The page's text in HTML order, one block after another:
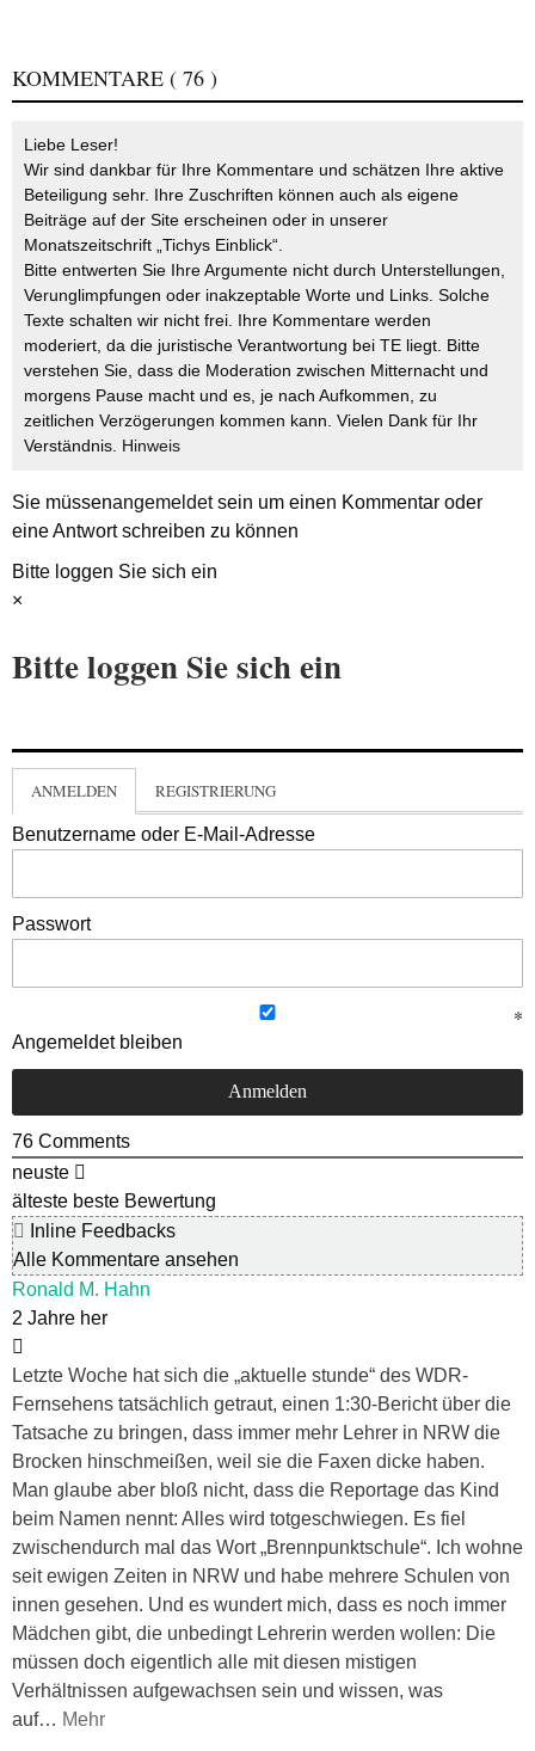
KOMMENTARE ( 76 )
Liebe Leser!
Wir sind dankbar für Ihre Kommentare und schätzen Ihre aktive
Beteiligung sehr. Ihre Zuschriften können auch als eigene
Beiträge auf der Site erscheinen oder in unserer
Monatszeitschrift „Tichys Einblick“.
Bitte entwerten Sie Ihre Argumente nicht durch Unterstellungen,
Verunglimpfungen oder inakzeptable Worte und Links. Solche
Texte schalten wir nicht frei. Ihre Kommentare werden
moderiert, da die juristische Verantwortung bei TE liegt. Bitte
verstehen Sie, dass die Moderation zwischen Mitternacht und
morgens Pause macht und es, je nach Aufkommen, zu
zeitlichen Verzögerungen kommen kann. Vielen Dank für Ihr
Verständnis. Hinweis
Sie müssenangemeldetsein um einen Kommentar oder
eine Antwort schreiben zu können
Bitte loggen Sie sich ein
×
Bitte loggen Sie sich ein
ANMELDEN REGISTRIERUNG
Benutzername oder E-Mail-Adresse
Passwort
Angemeldet bleiben
76 Comments
neuste
älteste beste Bewertung
Inline Feedbacks
Alle Kommentare ansehen
Ronald M. Hahn
2 Jahre her
Letzte Woche hat sich die „aktuelle stunde“ des WDR-
Fernsehens tatsächlich getraut, einen 1:30-Bericht über die
Tatsache zu bringen, dass immer mehr Lehrer in NRW die
Brocken hinschmeißen, weil sie die Faxen dicke haben.
Man glaube aber bloß nicht, dass die Reportage das Kind
beim Namen nennt: Alles wird totgeschwiegen. Es fiel
zwischendurch mal das Wort „Brennpunktschule“. Ich wohne
seit ewigen Zeiten in NRW und habe mehrere Schulen von
innen gesehen. Und es wundert mich, dass es noch immer
Mädchen gibt, die unbedingt Lehrerin werden wollen: Die
müssen doch eigentlich alle mit diesen mistigen
Verhältnissen aufgewachsen sein und wissen, was
auf… Mehr